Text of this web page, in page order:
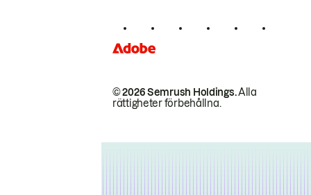
© 2026 Semrush Holdings.Alla
rättigheter förbehållna.